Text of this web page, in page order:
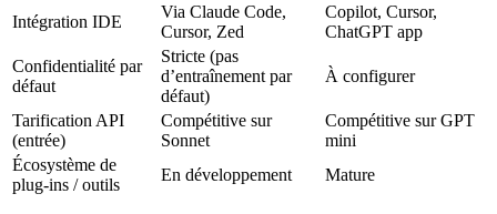
Intégration IDE
Via Claude Code,
Cursor, Zed
Copilot, Cursor,
ChatGPT app
Confidentialité par
défaut
Stricte (pas
d’entraînement par
défaut)
À configurer
Tarification API
(entrée)
Compétitive sur
Sonnet
Compétitive sur GPT
mini
Écosystème de
plug-ins / outils
En développement Mature